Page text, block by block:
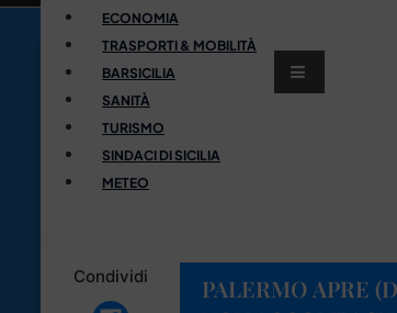
ECONOMIA
TRASPORTI & MOBILITÀ
BARSICILIA
SANITÀ
TURISMO
SINDACI DI SICILIA
METEO
Condividi
PALERMO APRE